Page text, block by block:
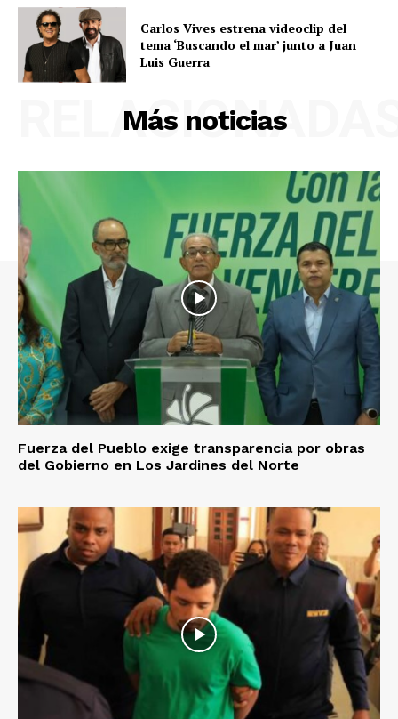
Carlos Vives estrena videoclip del
tema ‘Buscando el mar’ junto a Juan
Luis Guerra
Más noticias
Fuerza del Pueblo exige transparencia por obras
del Gobierno en Los Jardines del Norte